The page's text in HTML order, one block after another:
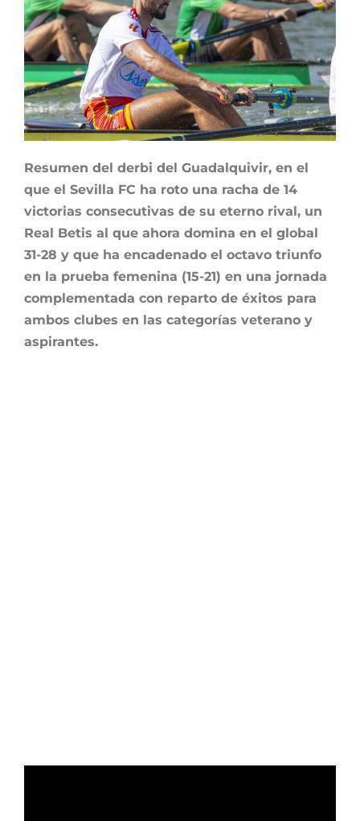
Resumen del derbi del Guadalquivir, en el
que el Sevilla FC ha roto una racha de 14
victorias consecutivas de su eterno rival, un
Real Betis al que ahora domina en el global
31-28 y que ha encadenado el octavo triunfo
en la prueba femenina (15-21) en una jornada
complementada con reparto de éxitos para
ambos clubes en las categorías veterano y
aspirantes.